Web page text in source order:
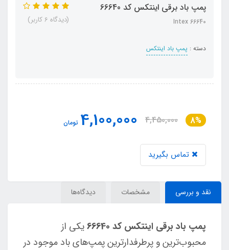
پمپ باد برقی اینتکس کد 66640
66640 Intex
دسته : پمپ باد اینتکس
(دیدگاه 6 کاربر)
8%
4,450,000
4,100,000 تومان
تماس بگیرید
نقد و بررسی مشخصات دیدگاه‌ها
پمپ باد برقی اینتکس کد 66640
یکی از
محبوب‌ترین و پرطرفدارترین پمپ‌های باد موجود در